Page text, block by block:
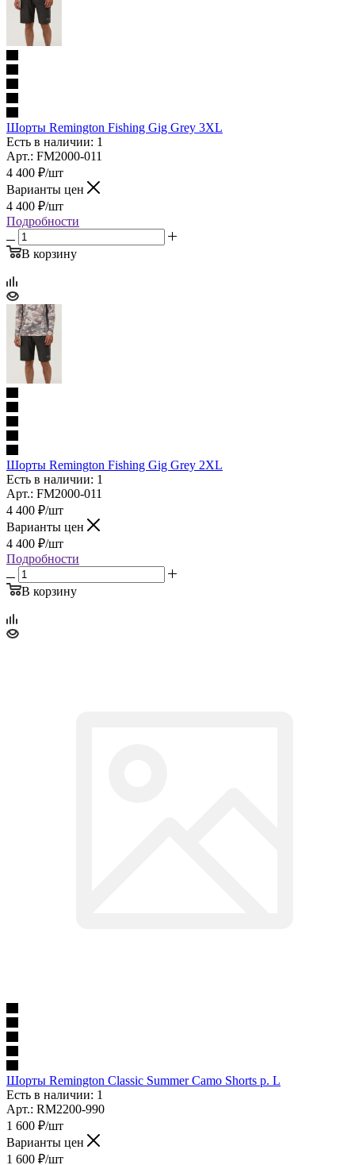
Шорты Remington Fishing Gig Grey 3XL
Есть в наличии: 1
Арт.: FM2000-011
4 400 ₽/шт
Варианты цен
4 400 ₽/шт
Подробности
В корзину
Шорты Remington Fishing Gig Grey 2XL
Есть в наличии: 1
Арт.: FM2000-011
4 400 ₽/шт
Варианты цен
4 400 ₽/шт
Подробности
В корзину
Шорты Remington Classic Summer Camo Shorts р. L
Есть в наличии: 1
Арт.: RM2200-990
1 600 ₽/шт
Варианты цен
1 600 ₽/шт